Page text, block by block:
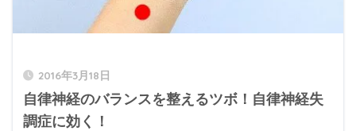
2016年3月18日
自律神経のバランスを整えるツボ！自律神経失
調症に効く！